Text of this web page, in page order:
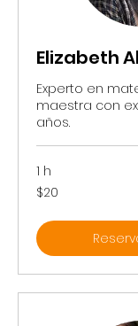
Elizabeth
Experto en
maestra con
años.
1 h
20
pesos
$20